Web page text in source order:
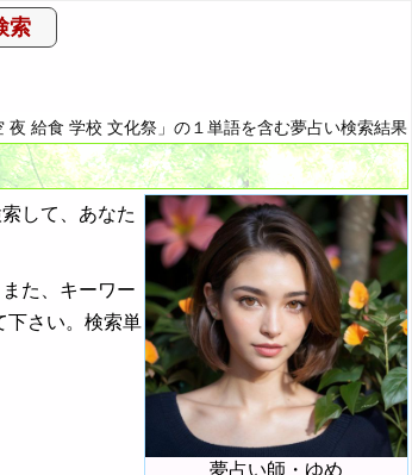
夜 給食 学校 文化祭」の１単語を含む夢占い検索結果
夢占い師・ゆめ
して、あなた
た、キーワー
下さい。検索単